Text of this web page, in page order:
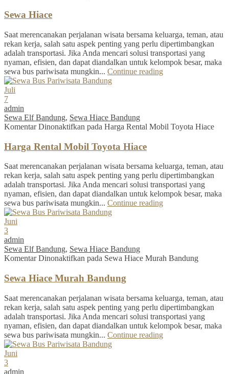
Sewa Hiace
Saat merencanakan perjalanan wisata bersama keluarga, teman, atau
rekan kerja, salah satu aspek penting yang perlu dipertimbangkan
adalah transportasi. Jika Anda mencari solusi transportasi yang
nyaman, efisien, dan dapat diandalkan untuk kelompok besar, maka
sewa bus pariwisata mungkin... Continue reading
Juli
7
admin
Sewa Elf Bandung, Sewa Hiace Bandung
Komentar Dinonaktifkan pada Harga Rental Mobil Toyota Hiace
Harga Rental Mobil Toyota Hiace
Saat merencanakan perjalanan wisata bersama keluarga, teman, atau
rekan kerja, salah satu aspek penting yang perlu dipertimbangkan
adalah transportasi. Jika Anda mencari solusi transportasi yang
nyaman, efisien, dan dapat diandalkan untuk kelompok besar, maka
sewa bus pariwisata mungkin... Continue reading
Juni
3
admin
Sewa Elf Bandung, Sewa Hiace Bandung
Komentar Dinonaktifkan pada Sewa Hiace Murah Bandung
Sewa Hiace Murah Bandung
Saat merencanakan perjalanan wisata bersama keluarga, teman, atau
rekan kerja, salah satu aspek penting yang perlu dipertimbangkan
adalah transportasi. Jika Anda mencari solusi transportasi yang
nyaman, efisien, dan dapat diandalkan untuk kelompok besar, maka
sewa bus pariwisata mungkin... Continue reading
Juni
3
admin